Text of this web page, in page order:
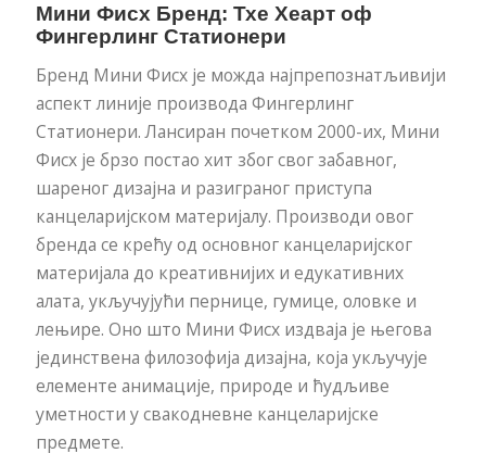
Мини Фисх Бренд: Тхе Хеарт оф
Фингерлинг Статионери
Бренд Мини Фисх је можда најпрепознатљивији
аспект линије производа Фингерлинг
Статионери. Лансиран почетком 2000-их, Мини
Фисх је брзо постао хит због свог забавног,
шареног дизајна и разиграног приступа
канцеларијском материјалу. Производи овог
бренда се крећу од основног канцеларијског
материјала до креативнијих и едукативних
алата, укључујући пернице, гумице, оловке и
лењире. Оно што Мини Фисх издваја је његова
јединствена филозофија дизајна, која укључује
елементе анимације, природе и ћудљиве
уметности у свакодневне канцеларијске
предмете.